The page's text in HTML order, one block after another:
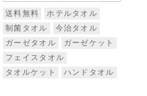
送料無料
ホテルタオル
制菌タオル
今治タオル
ガーゼタオル
ガーゼケット
フェイスタオル
タオルケット
ハンドタオル